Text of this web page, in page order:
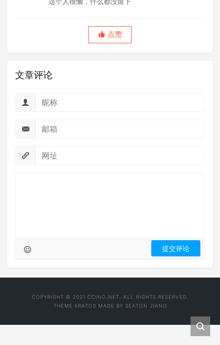
点赞
文章评论
COPYRIGHT © 2021 CCINO.NET. ALL RIGHTS RESERVED.
THEME KRATOS MADE BY SEATON JIANG